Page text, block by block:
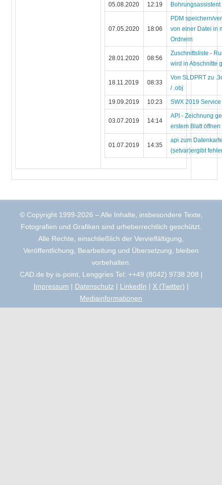
05.08.2020
12:19 Bohrungsassistent
07.05.2020 18:06
PDM speichern/
von einer Datei in
Ordnern
28.01.2020 08:56
Zuschnittsliste -
wird in Abschnitte
18.11.2019 08:33
Von SLDPRT zu
/ .obj
19.09.2019
10:23 SWX 2019
03.07.2019 14:14
API - Zeichnung
erstem Blatt öffnen
01.07.2019 14:35
api zum
(setvar)ergibt
© Copyright 1999-2026 – Alle Inhalte, insbesondere Texte,
Fotografien und Grafiken sind urheberrechtlich geschützt.
Alle Rechte, einschließlich der Vervielfältigung,
Veröffentlichung, Bearbeitung und Übersetzung, bleiben
vorbehalten.
CAD.de by is-point, Lenggries Tel: ++49 (8042) 9738 208 |
Impressum | Datenschutz | LinkedIn | X (Twitter) |
Mediainformationen